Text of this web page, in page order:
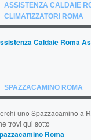
ASSISTENZA CALDAIE
CLIMATIZZATORI ROMA
Caldaie Roma
SPAZZACAMINO ROMA
uno Spazzacamino a
trovi qui sotto
Roma